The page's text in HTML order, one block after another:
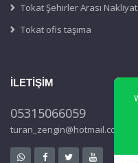
Tokat Şehirler Arası Nakliyat
Tokat ofis taşıma
İLETİŞİM
05315066059
turan_zengin@hotmail.com